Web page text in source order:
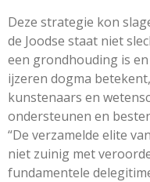
Deze strategie kon
de Joodse staat niet
een grondhouding is
ijzeren dogma
kunstenaars en
ondersteunen en
“De verzamelde elite
niet zuinig met
fundamentele